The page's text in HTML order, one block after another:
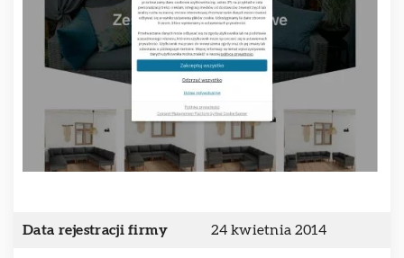
Data rejestracji firmy 24 kwietnia 2014